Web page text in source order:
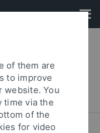
of them are
to improve
website. You
time via the
of the
for video